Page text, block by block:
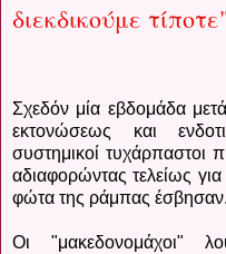
διεκδικούμε
Σχεδόν μία εβδομάδα
εκτονώσεως και
συστημικοί τυχάρπαστοι
αδιαφορώντας τελείως
φώτα της ράμπας έσβησαν.
Οι "μακεδονομάχοι"